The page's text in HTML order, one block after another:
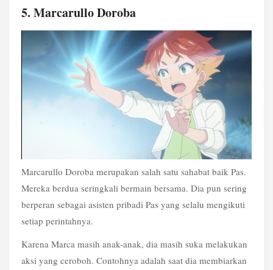
5. Marcarullo Doroba
Marcarullo Doroba merupakan salah satu sahabat baik Pas.
Mereka berdua seringkali bermain bersama. Dia pun sering
berperan sebagai asisten pribadi Pas yang selalu mengikuti
setiap perintahnya.
Karena Marca masih anak-anak, dia masih suka melakukan
aksi yang ceroboh. Contohnya adalah saat dia membiarkan